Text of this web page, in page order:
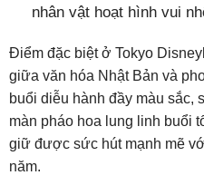
nhân vật hoạt hình vui
Điểm đặc biệt ở Tokyo
giữa văn hóa Nhật Bản và
buổi diễu hành đầy màu sắc,
màn pháo hoa lung linh buổi
giữ được sức hút mạnh mẽ
năm.